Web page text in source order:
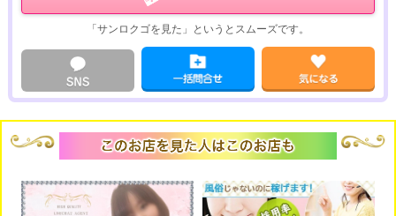
「サンロクゴを見た」というとスムーズです。